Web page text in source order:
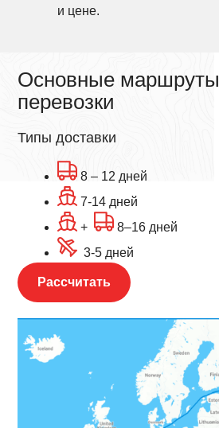
и цене.
Основные маршруты
перевозки
Типы доставки
8 – 12 дней
7-14 дней
+
8–16 дней
3-5 дней
Рассчитать